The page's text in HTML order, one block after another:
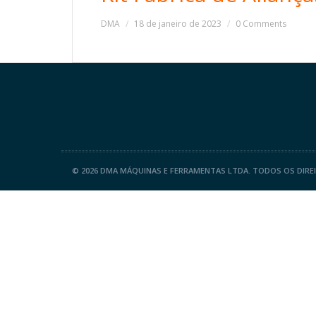
DMA 18 de janeiro de 2023 0 Comments
© 2026 DMA MÁQUINAS E FERRAMENTAS LTDA. TODOS OS